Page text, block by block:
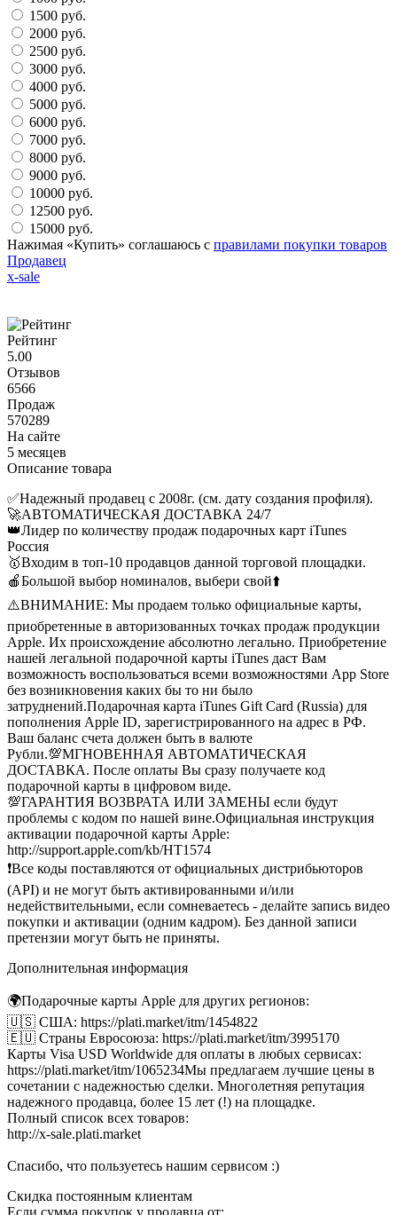
1500 руб.
2000 руб.
2500 руб.
3000 руб.
4000 руб.
5000 руб.
6000 руб.
7000 руб.
8000 руб.
9000 руб.
10000 руб.
12500 руб.
15000 руб.
Нажимая «Купить» соглашаюсь с правилами покупки товаров
Продавец
x-sale
Рейтинг
5.00
Отзывов
6566
Продаж
570289
На сайте
5 месяцев
Описание товара
✅Надежный продавец с 2008г. (см. дату создания профиля).
🚀АВТОМАТИЧЕСКАЯ ДОСТАВКА 24/7
👑Лидер по количеству продаж подарочных карт iTunes
Россия
🥇Входим в топ-10 продавцов данной торговой площадки.
🍎Большой выбор номиналов, выбери свой⬆️
⚠️ВНИМАНИЕ: Мы продаем только официальные карты,
приобретенные в авторизованных точках продаж продукции
Apple. Их происхождение абсолютно легально. Приобретение
нашей легальной подарочной карты iTunes даст Вам
возможность воспользоваться всеми возможностями App Store
без возникновения каких бы то ни было
затруднений.Подарочная карта iTunes Gift Card (Russia) для
пополнения Apple ID, зарегистрированного на адрес в РФ.
Ваш баланс счета должен быть в валюте
Рубли.💯МГНОВЕННАЯ АВТОМАТИЧЕСКАЯ
ДОСТАВКА. После оплаты Вы сразу получаете код
подарочной карты в цифровом виде.
💯ГАРАНТИЯ ВОЗВРАТА ИЛИ ЗАМЕНЫ если будут
проблемы с кодом по нашей вине.Официальная инструкция
активации подарочной карты Apple:
http://support.apple.com/kb/HT1574
❗Все коды поставляются от официальных дистрибьюторов
(API) и не могут быть активированными и/или
недействительными, если сомневаетесь - делайте запись видео
покупки и активации (одним кадром). Без данной записи
претензии могут быть не приняты.
Дополнительная информация
🌍Подарочные карты Apple для других регионов:
🇺🇸 США: https://plati.market/itm/1454822
🇪🇺 Страны Евросоюза: https://plati.market/itm/3995170
Карты Visa USD Worldwide для оплаты в любых сервисах:
https://plati.market/itm/1065234Мы предлагаем лучшие цены в
сочетании с надежностью сделки. Многолетняя репутация
надежного продавца, более 15 лет (!) на площадке.
Полный список всех товаров:
http://x-sale.plati.market
Спасибо, что пользуетесь нашим сервисом :)
Скидка постоянным клиентам
Если сумма покупок у продавца от: